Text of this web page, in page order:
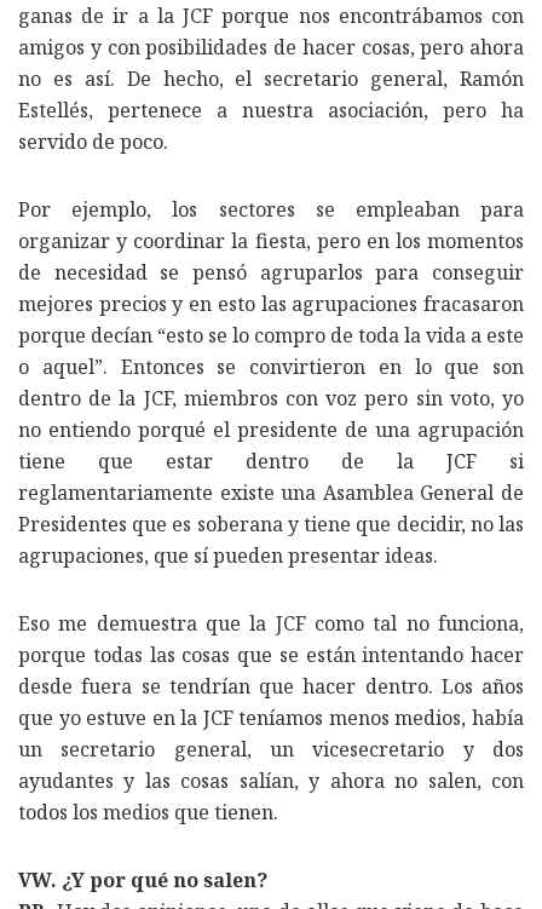
ganas de ir a la JCF porque nos encontrábamos con
amigos y con posibilidades de hacer cosas, pero ahora
no es así. De hecho, el secretario general, Ramón
Estellés, pertenece a nuestra asociación, pero ha
servido de poco.
Por ejemplo, los sectores se empleaban para
organizar y coordinar la fiesta, pero en los momentos
de necesidad se pensó agruparlos para conseguir
mejores precios y en esto las agrupaciones fracasaron
porque decían “esto se lo compro de toda la vida a este
o aquel”. Entonces se convirtieron en lo que son
dentro de la JCF, miembros con voz pero sin voto, yo
no entiendo porqué el presidente de una agrupación
tiene que estar dentro de la JCF si
reglamentariamente existe una Asamblea General de
Presidentes que es soberana y tiene que decidir, no las
agrupaciones, que sí pueden presentar ideas.
Eso me demuestra que la JCF como tal no funciona,
porque todas las cosas que se están intentando hacer
desde fuera se tendrían que hacer dentro. Los años
que yo estuve en la JCF teníamos menos medios, había
un secretario general, un vicesecretario y dos
ayudantes y las cosas salían, y ahora no salen, con
todos los medios que tienen.
VW. ¿Y por qué no salen?